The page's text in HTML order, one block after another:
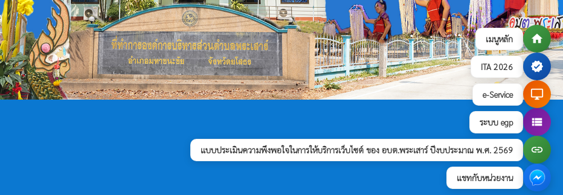
เมนูหลัก home
ITA 2026 verified
e-Service desktop_windows
ระบบ egp view_list
แบบประเมินความพึงพอใจในการให้บริการเว็บไซต์ ของ อบต.พระเสาร์ ปีงบประมาณ พ.ศ. 2569 link
แชทกับหน่วยงาน